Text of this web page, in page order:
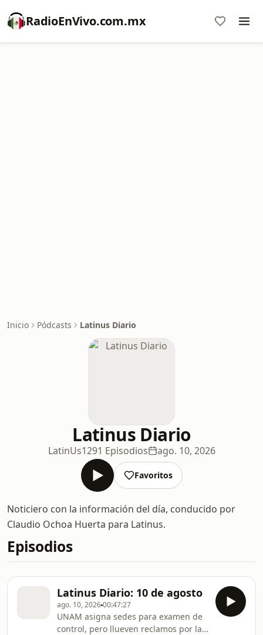
RadioEnVivo.com.mx
Inicio Pódcasts Latinus Diario
Latinus Diario
LatinUs1291 Episodios ago. 10, 2026
Favoritos
Noticiero con la información del día, conducido por
Claudio Ochoa Huerta para Latinus.
Episodios
Latinus Diario: 10 de agosto
ago. 10, 202600:47:27
UNAM asigna sedes para examen de
control, pero llueven reclamos por la